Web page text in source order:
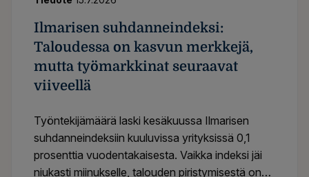
Ilmarisen suhdanneindeksi:
Taloudessa on kasvun merkkejä,
mutta työmarkkinat seuraavat
viiveellä
Työntekijämäärä laski kesäkuussa Ilmarisen
suhdanneindeksiin kuuluvissa yrityksissä 0,1
prosenttia vuodentakaisesta. Vaikka indeksi jäi
niukasti miinukselle, talouden piristymisestä on